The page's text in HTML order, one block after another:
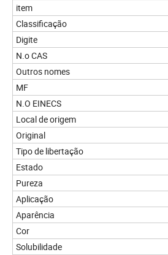
item
Classificação
Digite
N.o CAS
Outros nomes
MF
N.O EINECS
Local de origem
Original
Tipo de libertação
Estado
Pureza
Aplicação
Aparência
Cor
Solubilidade